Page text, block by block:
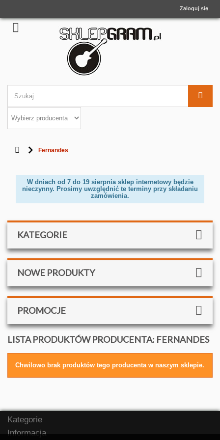
Zaloguj się
Fernandes
W dniach od 7 do 19 sierpnia sklep internetowy będzie
nieczynny. Prosimy uwzględnić te terminy przy składaniu
zamówienia.
KATEGORIE
NOWE PRODUKTY
PROMOCJE
LISTA PRODUKTÓW PRODUCENTA: FERNANDES
Chwilowo brak produktów tego producenta w naszym sklepie.
Kategorie
Informacja